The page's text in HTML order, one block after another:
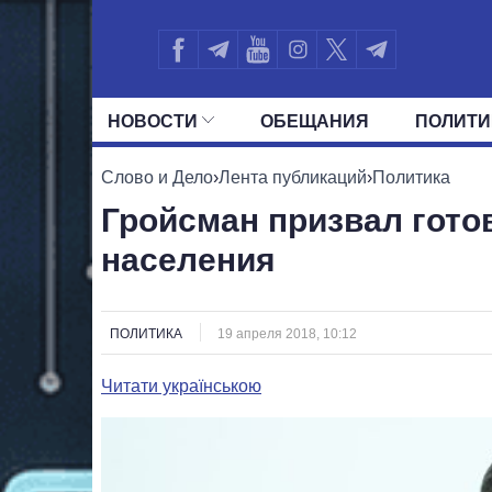
НОВОСТИ ОБЕЩАНИЯ
ВСЕ ПОЛИТИКИ ПРЕЗИДЕНТ И
Слово и Дело›Лента публикаций›Политика
Гройсман призвал
населения
ПОЛИТИКА 19 апреля 2018, 10:12
Читати українською